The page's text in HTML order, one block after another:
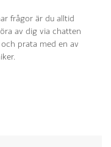
frågor är du alltid
av dig via chatten
prata med en av